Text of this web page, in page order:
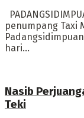
penumpang Taxi
hari...
Nasib
Teki